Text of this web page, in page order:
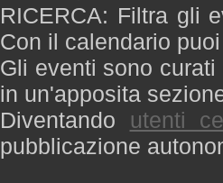
RICERCA: Filtra gli
Con il calendario
Gli eventi sono
in un'apposita
Diventando utenti
pubblicazione